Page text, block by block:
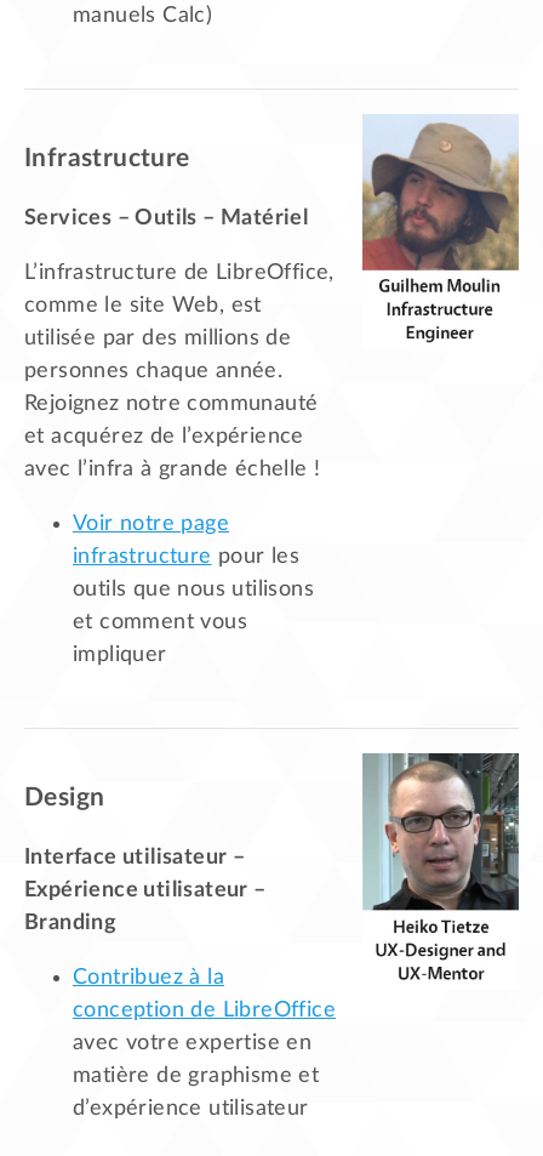
manuels Calc)
Infrastructure
Services – Outils – Matériel
L’infrastructure de LibreOffice,
comme le site Web, est
utilisée par des millions de
personnes chaque année.
Rejoignez notre communauté
et acquérez de l’expérience
avec l’infra à grande échelle !
Voir notre page
infrastructure pour les
outils que nous utilisons
et comment vous
impliquer
Design
Interface utilisateur –
Expérience utilisateur –
Branding
Contribuez à la
conception de LibreOffice
avec votre expertise en
matière de graphisme et
d’expérience utilisateur